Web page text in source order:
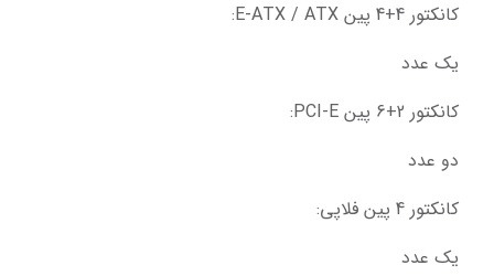
کانکتور 4+4 پین E-ATX / ATX:
یک عدد
کانکتور 2+6 پین PCI-E:
دو عدد
کانکتور 4 پین فلاپی:
یک عدد